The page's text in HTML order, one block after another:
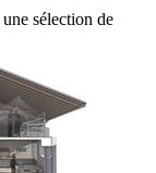
sélection de